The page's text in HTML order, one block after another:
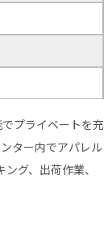
プライベートを充
ター内でアパレル
グ、出荷作業、